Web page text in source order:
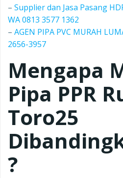
– Supplier dan Jasa Pasang
WA 0813 3577 1362
– AGEN PIPA PVC MURAH
2656-3957
Mengapa
Pipa PPR
Toro25
?